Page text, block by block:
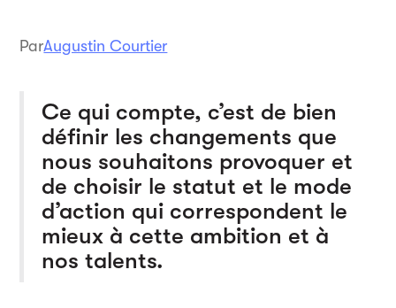
ParAugustin Courtier
Ce qui compte, c’est de bien
définir les changements que
nous souhaitons provoquer et
de choisir le statut et le mode
d’action qui correspondent le
mieux à cette ambition et à
nos talents.